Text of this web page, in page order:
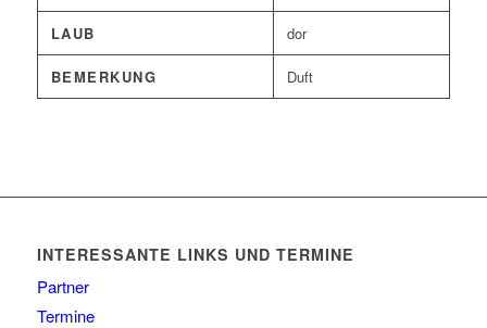
LAUB dor
BEMERKUNG Duft
INTERESSANTE LINKS UND TERMINE
Partner
Termine